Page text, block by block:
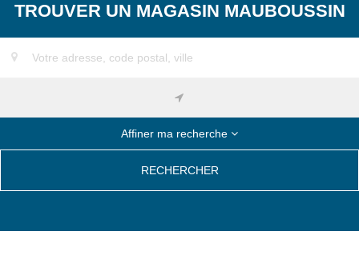
TROUVER UN MAGASIN MAUBOUSSIN
Affiner ma recherche
RECHERCHER